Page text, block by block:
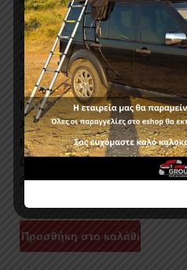
-33%
ΚΑΛΥΜΜΑΤΑ
ΧΕΙΡΟΛΑΒΩΝ ΠΟΡΤΑΣ
HAND 502 NISSAN
QASHQAI J11
2014+&2017+
48,36
Προσθήκη στο καλάθι